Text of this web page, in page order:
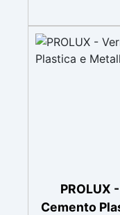
finitura
su superfici
crepe e
Rinnovandolo
PROLUX
Cemento